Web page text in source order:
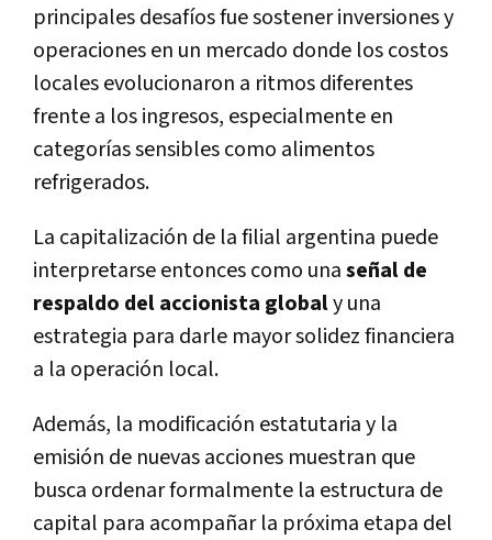
principales desafíos fue sostener inversiones y
operaciones en un mercado donde los costos
locales evolucionaron a ritmos diferentes
frente a los ingresos, especialmente en
categorías sensibles como alimentos
refrigerados.
La capitalización de la filial argentina puede
interpretarse entonces como unaseñal de
respaldo del accionista globaly una
estrategia para darle mayor solidez financiera
a la operación local.
Además, la modificación estatutaria y la
emisión de nuevas acciones muestran que
busca ordenar formalmente la estructura de
capital para acompañar la próxima etapa del